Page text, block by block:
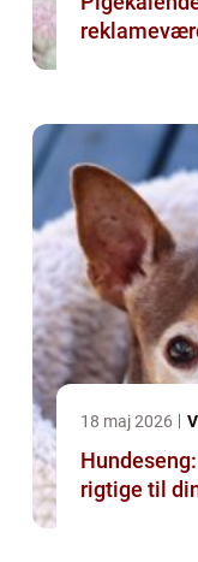
18 maj 2026
rigtige til